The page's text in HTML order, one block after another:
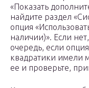
«Показать
найдите раздел
опция
наличии)». Если
очередь, если
квадратики имели
ее и проверьте,